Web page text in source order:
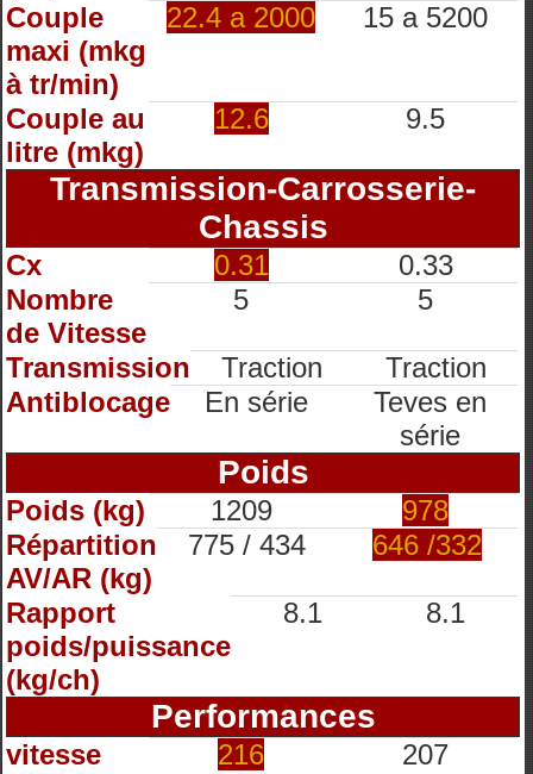
Couple
maxi (mkg
à tr/min)
22.4 a 2000 15 a 5200
Couple au
litre (mkg)
12.6 9.5
Transmission-Carrosserie-
Chassis
Cx 0.31
0.33
Nombre
de Vitesse
5 5
Transmission Traction
Traction
Antiblocage
En série
Teves en
série
Poids
Poids (kg) 1209
978
Répartition
AV/AR (kg)
775 / 434 646 /332
Rapport
poids/puissance
(kg/ch)
8.1 8.1
Performances
vitesse
216 207